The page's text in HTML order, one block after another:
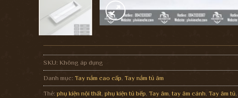
SKU: Không áp dụng
Danh mục: Tay nắm cao cấp, Tay nắm tủ âm
Thẻ: phụ kiện nội thất, phụ kiện tủ bếp, Tay âm, tay âm cánh, Tay âm tủ,